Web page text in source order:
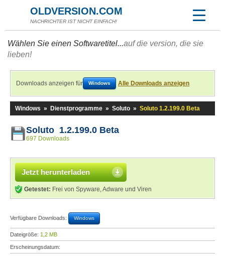
OLDVERSION.COM
NACHRICHTER IST NICHT EINFACH!
Wählen Sie einen Softwaretitel...auf die version, die sie
lieben!
Downloads anzeigen für Windows Alle Downloads anzeigen
Windows » Dienstprogramme » Soluto » Soluto 1.2.199.0 Beta
Soluto 1.2.199.0 Beta
697 Downloads
Jetzt herunterladen
Getestet: Frei von Spyware, Adware und Viren
Verfügbare Downloads: Windows
Dateigröße: 1,2 MB
Erscheinungsdatum: